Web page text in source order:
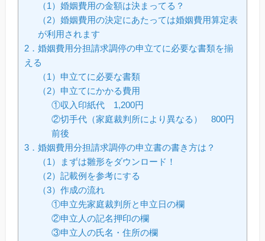
（1）婚姻費用の金額は決まってる？
（2）婚姻費用の決定にあたっては婚姻費用算定表
が利用されます
2．婚姻費用分担請求調停の申立てに必要な書類を揃
える
（1）申立てに必要な書類
（2）申立てにかかる費用
①収入印紙代 1,200円
②切手代（家庭裁判所により異なる） 800円
前後
3．婚姻費用分担請求調停の申立書の書き方は？
（1）まずは雛形をダウンロード！
（2）記載例を参考にする
（3）作成の流れ
①申立先家庭裁判所と申立日の欄
②申立人の記名押印の欄
③申立人の氏名・住所の欄